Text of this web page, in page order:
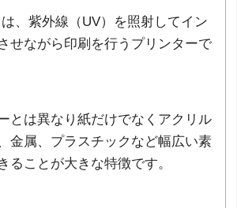
、紫外線（UV）を照射してイン
せながら印刷を行うプリンターで
とは異なり紙だけでなくアクリル
金属、プラスチックなど幅広い素
ることが大きな特徴です。